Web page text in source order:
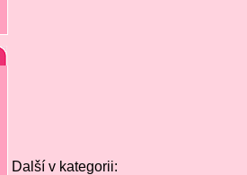
Další v kategorii: